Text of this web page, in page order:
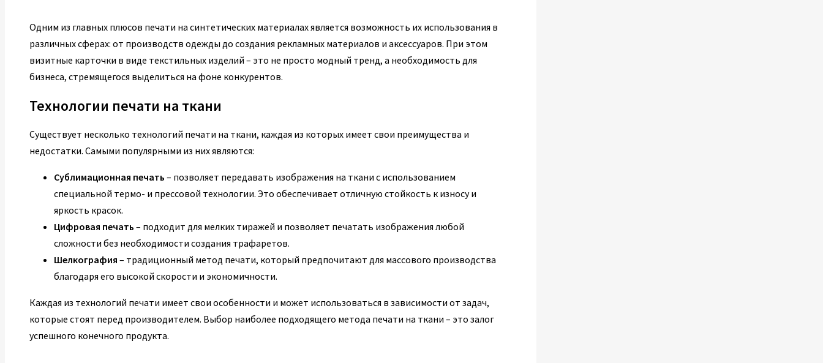
Одним из главных плюсов печати на синтетических материалах является возможность их использования в
различных сферах: от производств одежды до создания рекламных материалов и аксессуаров. При этом
визитные карточки в виде текстильных изделий – это не просто модный тренд, а необходимость для
бизнеса, стремящегося выделиться на фоне конкурентов.
Технологии печати на ткани
Существует несколько технологий печати на ткани, каждая из которых имеет свои преимущества и
недостатки. Самыми популярными из них являются:
Сублимационная печать – позволяет передавать изображения на ткани с использованием
специальной термо- и прессовой технологии. Это обеспечивает отличную стойкость к износу и
яркость красок.
Цифровая печать – подходит для мелких тиражей и позволяет печатать изображения любой
сложности без необходимости создания трафаретов.
Шелкография – традиционный метод печати, который предпочитают для массового производства
благодаря его высокой скорости и экономичности.
Каждая из технологий печати имеет свои особенности и может использоваться в зависимости от задач,
которые стоят перед производителем. Выбор наиболее подходящего метода печати на ткани – это залог
успешного конечного продукта.